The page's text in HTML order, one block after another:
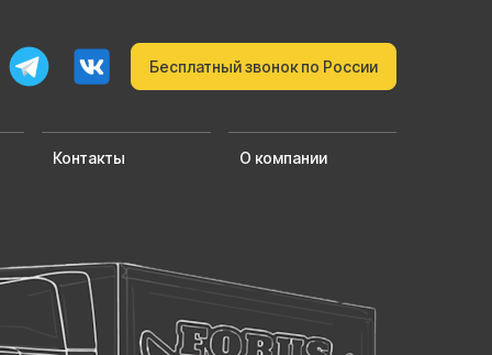
Бесплатный звонок по России
Контакты О компании